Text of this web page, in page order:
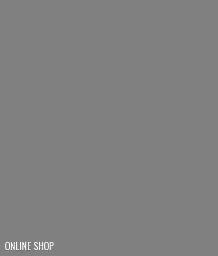
ONLINE SHOP